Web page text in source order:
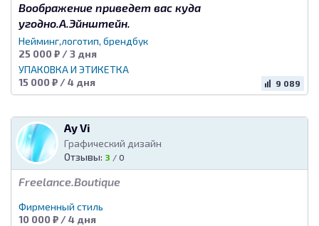
Воображение приведет вас куда
угодно.А.Эйнштейн.
Нейминг,логотип, брендбук
25 000 ₽ / 3 дня
УПАКОВКА И ЭТИКЕТКА
15 000 ₽ / 4 дня
9 089
Ay Vi
Графический дизайн
Отзывы: 3 / 0
Freelance.Boutique
Фирменный стиль
10 000 ₽ / 4 дня